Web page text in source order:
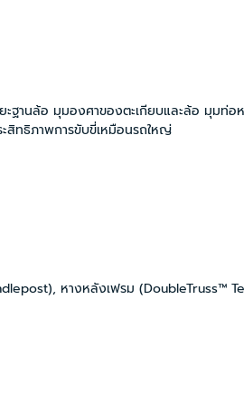
านล้อ มุมองศาของตะเกียบและล้อ มุมท่อ
สิทธิภาพการขับขี่เหมือนรถใหญ่
หางหลังเฟรม (DoubleTruss™